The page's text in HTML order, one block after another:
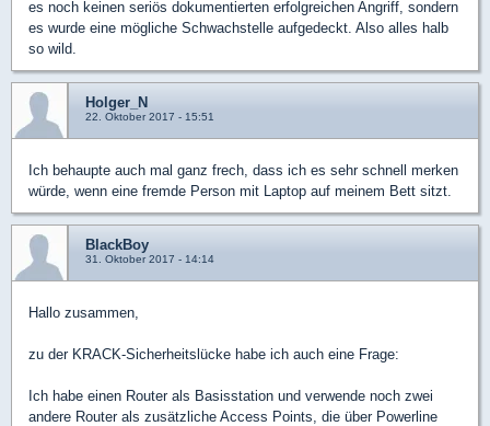
es noch keinen seriös dokumentierten erfolgreichen Angriff, sondern
es wurde eine mögliche Schwachstelle aufgedeckt. Also alles halb
so wild.
Holger_N
22. Oktober 2017 - 15:51
Ich behaupte auch mal ganz frech, dass ich es sehr schnell merken
würde, wenn eine fremde Person mit Laptop auf meinem Bett sitzt.
BlackBoy
31. Oktober 2017 - 14:14
Hallo zusammen,
zu der KRACK-Sicherheitslücke habe ich auch eine Frage:
Ich habe einen Router als Basisstation und verwende noch zwei
andere Router als zusätzliche Access Points, die über Powerline